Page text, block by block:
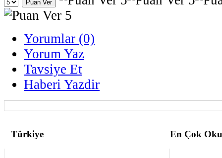
Yorumlar (0)
Yorum Yaz
Tavsiye Et
Haberi Yazdir
Türkiye En Çok